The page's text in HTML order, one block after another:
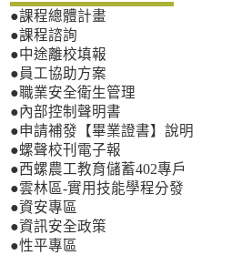
●課程總體計畫
●課程諮詢
●中途離校填報
●員工協助方案
●職業安全衛生管理
●內部控制聲明書
●申請補發【畢業證書】說明
●螺聲校刊電子報
●西螺農工教育儲蓄402專戶
●雲林區-實用技能學程分發
●資安專區
●資訊安全政策
●性平專區